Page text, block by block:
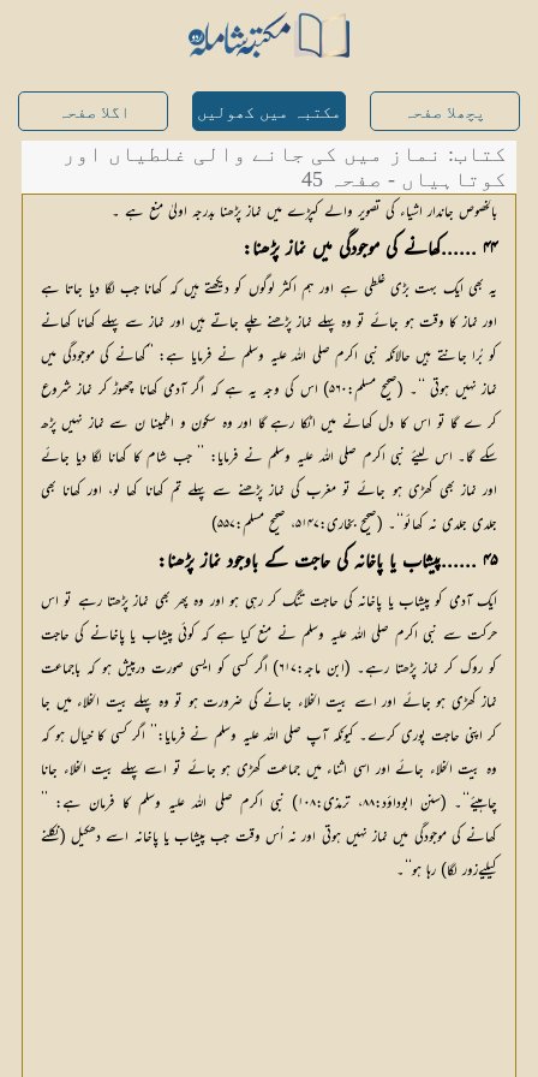
پچھلا صفحہ مکتبہ میں کھولیں اگلا صفحہ
کتاب: نماز میں کی جانے والی غلطیاں اور
کوتاہیاں - صفحہ 45
بالخصوص جاندار اشیاء کی تصویر والے کپڑے میں نماز پڑھنا بدرجہ اولیٰ منع ہے ۔
۴۴ ......کھانے کی موجودگی میں نماز پڑھنا:
یہ بھی ایک بہت بڑی غلطی ہے اور ہم اکثر لوگوں کو دیکھتے ہیں کہ کھانا جب لگا دیا جاتا ہے
اور نماز کا وقت ہو جائے تو وہ پہلے نماز پڑھنے چلے جاتے ہیں اور نماز سے پہلے کھانا کھانے
کو بُرا جانتے ہیں حالانکہ نبی اکرم صلی اللہ علیہ وسلم نے فرمایا ہے: ’’کھانے کی موجودگی میں
نماز نہیں ہوتی ‘‘۔ (صحیح مسلم:۵۶۰) اس کی وجہ یہ ہے کہ اگر آدمی کھانا چھوڑ کر نماز شروع
کر ے گا تو اس کا دل کھانے میں اٹکا رہے گا اور وہ سکون و اطمینا ن سے نماز نہیں پڑھ
سکے گا۔ اس لیئے نبی اکرم صلی اللہ علیہ وسلم نے فرمایا: ’’ جب شام کا کھانا لگا دیا جائے
اور نماز بھی کھڑی ہو جائے تو مغرب کی نماز پڑھنے سے پہلے تم کھانا کھا لو، اور کھانا بھی
جلدی جلدی نہ کھائو‘‘۔ (صحیح بخاری:۵۱۴۷، صحیح مسلم:۵۵۷)
۴۵ ......پیشاب یا پاخانہ کی حاجت کے باوجود نماز پڑھنا:
ایک آدمی کو پیشاب یا پاخانہ کی حاجت تنگ کر رہی ہو اور وہ پھر بھی نماز پڑھتا رہے تو اس
حرکت سے نبی اکرم صلی اللہ علیہ وسلم نے منع کیا ہے کہ کوئی پیشاب یا پاخانے کی حاجت
کو روک کر نماز پڑھتا رہے۔ (ابن ماجہ:۶۱۷) اگر کسی کو ایسی صورت درپیش ہو کہ باجماعت
نماز کھڑی ہو جائے اور اسے بیت الخلاء جانے کی ضرورت ہو تو وہ پہلے بیت الخلاء میں جا
کر اپنی حاجت پوری کرے۔ کیونکہ آپ صلی اللہ علیہ وسلم نے فرمایا:’’ اگر کسی کا خیال ہو کہ
وہ بیت الخلاء جائے اور اسی اثناء میں جماعت کھڑی ہو جائے تو اسے پہلے بیت الخلاء جانا
چاہیئے‘‘۔ (سنن ابوداؤد:۸۸، ترمذی:۱۰۸) نبی اکرم صلی اللہ علیہ وسلم کا فرمان ہے: ’’
کھانے کی موجودگی میں نماز نہیں ہوتی اور نہ اُس وقت جب پیشاب یا پاخانہ اسے دھکیل (نکلنے
کیلیےزور لگا) رہا ہو‘‘۔